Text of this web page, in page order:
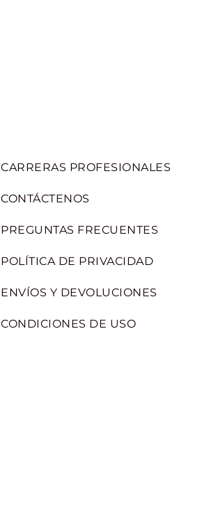
CARRERAS PROFESIONALES
CONTÁCTENOS
PREGUNTAS FRECUENTES
POLÍTICA DE PRIVACIDAD
ENVÍOS Y DEVOLUCIONES
CONDICIONES DE USO